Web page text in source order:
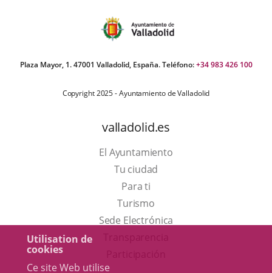
Utilisation de
cookies
Ce site Web utilise
Plaza Mayor, 1. 47001 Valladolid, España. Teléfono:+34 983 426 100
Copyright 2025 - Ayuntamiento de Valladolid
valladolid.es
El Ayuntamiento
Tu ciudad
Para ti
TurismoEste
enlace
Sede Electrónica